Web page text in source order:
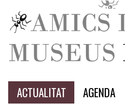
ACTUALITAT AGENDA